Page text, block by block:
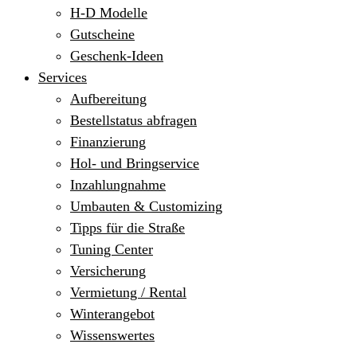
H-D Modelle
Gutscheine
Geschenk-Ideen
Services
Aufbereitung
Bestellstatus abfragen
Finanzierung
Hol- und Bringservice
Inzahlungnahme
Umbauten & Customizing
Tipps für die Straße
Tuning Center
Versicherung
Vermietung / Rental
Winterangebot
Wissenswertes